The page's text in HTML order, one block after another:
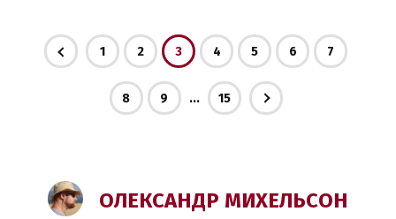
1 2 3 4 5 6 7
8 9 ... 15
ОЛЕКСАНДР МИХЕЛЬСОН